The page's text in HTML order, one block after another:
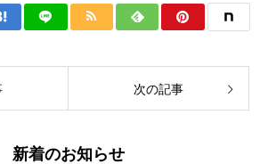
次の記事
新着のお知らせ